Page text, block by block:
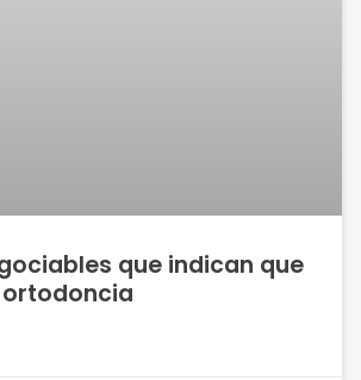
que indican que